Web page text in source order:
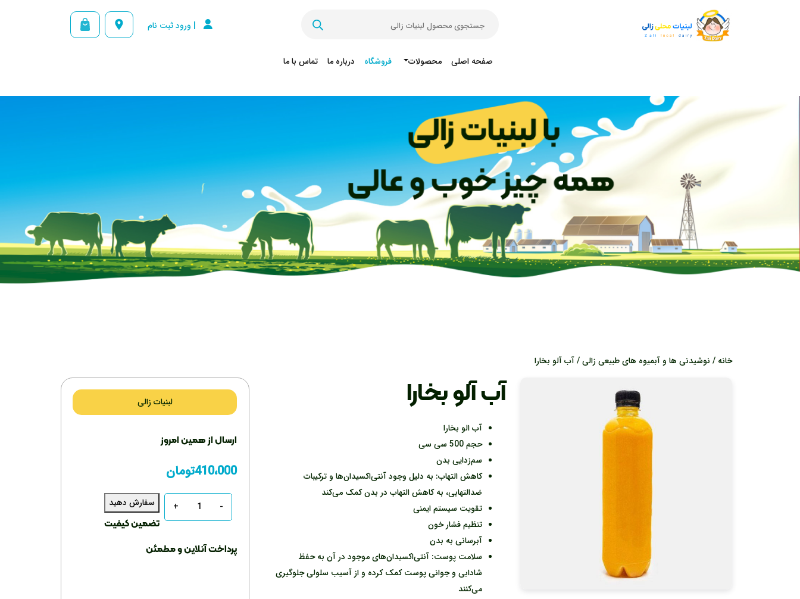
 | ورود ثبت نام 
صفحه اصلی محصولات فروشگاه درباره ما تماس با ما
خانه / نوشیدنی ها و آبمیوه های طبیعی زالی/ آب آلو بخارا
آب آلو بخارا
آب الو بخارا
حجم 500 سی سی
سم‌زدایی بدن
کاهش التهاب: به دلیل وجود آنتی‌اکسیدان‌ها و ترکیبات
ضدالتهابی، به کاهش التهاب در بدن کمک می‌کند
تقویت سیستم ایمنی
تنظیم فشار خون
آبرسانی به بدن
سلامت پوست: آنتی‌اکسیدان‌های موجود در آن به حفظ
شادابی و جوانی پوست کمک کرده و از آسیب سلولی جلوگیری
می‌کنند
لبنیات زالی
ارسال از همین امروز
410،000تومان
تعداد سفارش دهید
تضمین کیفیت
پرداخت آنلاین و مطمئن